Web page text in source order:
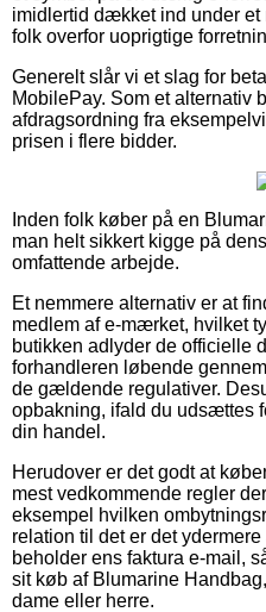
imidlertid dækket ind under
folk overfor uoprigtige
Generelt slår vi et slag for
MobilePay. Som et alternativ
afdragsordning fra
prisen i flere bidder.
Inden folk køber på en
man helt sikkert kigge på
omfattende arbejde.
Et nemmere alternativ er at
medlem af e-mærket, hvilket
butikken adlyder de officielle
forhandleren løbende
de gældende regulativer.
opbakning, ifald du udsættes
din handel.
Herudover er det godt at
mest vedkommende regler
eksempel hvilken
relation til det er det
beholder ens faktura e-mail,
sit køb af Blumarine
dame eller herre.